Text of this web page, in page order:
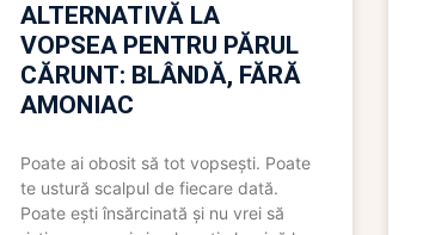
ALTERNATIVĂ LA
VOPSEA PENTRU PĂRUL
CĂRUNT: BLÂNDĂ, FĂRĂ
AMONIAC
Poate ai obosit să tot vopsești. Poate
te ustură scalpul de fiecare dată.
Poate ești însărcinată și nu vrei să